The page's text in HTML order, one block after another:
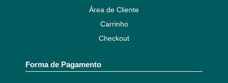
Área de Cliente
Carrinho
Checkout
Forma de Pagamento